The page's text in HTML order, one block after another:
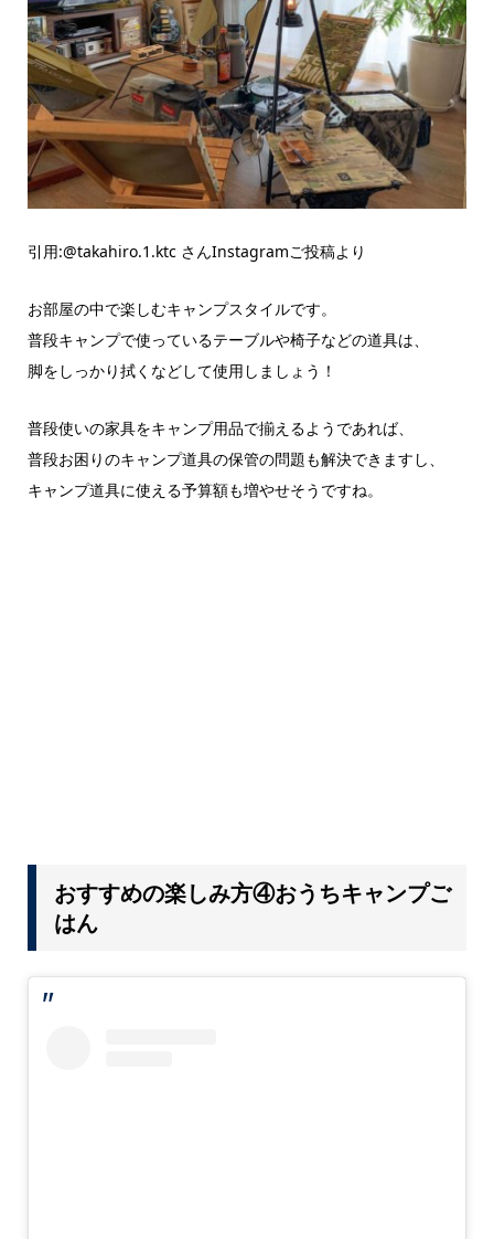
引用:@takahiro.1.ktc さんInstagramご投稿より
お部屋の中で楽しむキャンプスタイルです。
普段キャンプで使っているテーブルや椅子などの道具は、
脚をしっかり拭くなどして使用しましょう！
普段使いの家具をキャンプ用品で揃えるようであれば、
普段お困りのキャンプ道具の保管の問題も解決できますし、
キャンプ道具に使える予算額も増やせそうですね。
おすすめの楽しみ方④おうちキャンプご
はん